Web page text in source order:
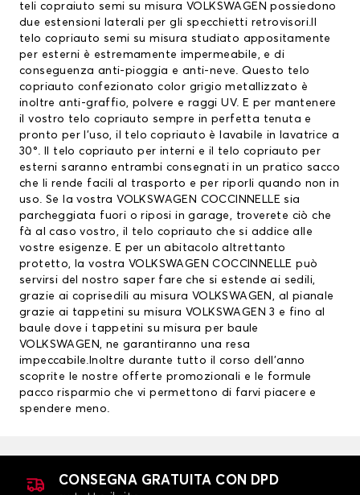
teli copraiuto semi su misura VOLKSWAGEN possiedono
due estensioni laterali per gli specchietti retrovisori.Il
telo copriauto semi su misura studiato appositamente
per esterni è estremamente impermeabile, e di
conseguenza anti-pioggia e anti-neve. Questo telo
copriauto confezionato color grigio metallizzato è
inoltre anti-graffio, polvere e raggi UV. E per mantenere
il vostro telo copriauto sempre in perfetta tenuta e
pronto per l’uso, il telo copriauto è lavabile in lavatrice a
30°. Il telo copriauto per interni e il telo copriauto per
esterni saranno entrambi consegnati in un pratico sacco
che li rende facili al trasporto e per riporli quando non in
uso. Se la vostra VOLKSWAGEN COCCINNELLE sia
parcheggiata fuori o riposi in garage, troverete ciò che
fà al caso vostro, il telo copriauto che si addice alle
vostre esigenze. E per un abitacolo altrettanto
protetto, la vostra VOLKSWAGEN COCCINNELLE può
servirsi del nostro saper fare che si estende ai sedili,
grazie aicoprisedili au misura VOLKSWAGEN , al pianale
grazie ai tappetini su misura VOLKSWAGEN3 e fino al
baule dove i tappetini su misura per baule
VOLKSWAGEN, ne garantiranno una resa
impeccabile.Inoltre durante tutto il corso dell’anno
scoprite le nostre offerte promozionali e le formule
pacco risparmio che vi permettono di farvi piacere e
spendere meno.
CONSEGNA GRATUITA CON DPD